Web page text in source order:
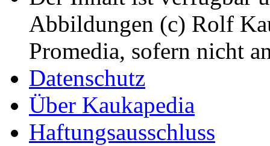
Abbildungen (c) Rolf
Promedia, sofern nicht
Datenschutz
Über Kaukapedia
Haftungsausschluss